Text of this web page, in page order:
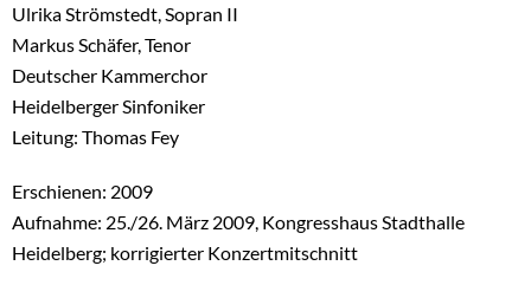
Ulrika Strömstedt, Sopran II
Markus Schäfer, Tenor
Deutscher Kammerchor
Heidelberger Sinfoniker
Leitung: Thomas Fey
Erschienen: 2009
Aufnahme: 25./26. März 2009, Kongresshaus Stadthalle
Heidelberg; korrigierter Konzertmitschnitt